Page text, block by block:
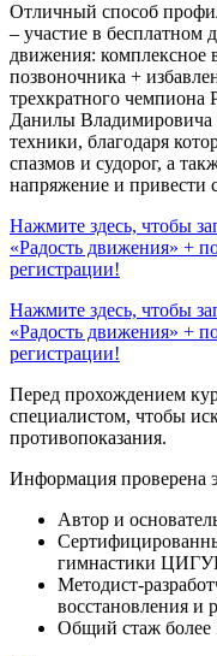
Отличный способ
– участие в бесплатном
движения: комплексное
позвоночника +
трехкратного чемпиона
Данилы Владимировича
техники, благодаря
спазмов и судорог, а
напряжение и привести
Нажмите здесь, чтобы
«Радость движения»
регистрации!
Нажмите здесь, чтобы
«Радость движения»
регистрации!
Перед прохождением
специалистом, чтобы
противопоказания.
Информация проверена
Автор и
гимнастики
Методист-
восстановления и
Общий стаж более